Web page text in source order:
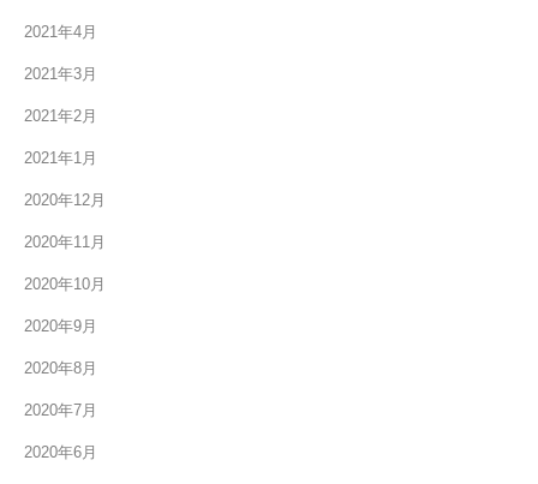
2021年4月
2021年3月
2021年2月
2021年1月
2020年12月
2020年11月
2020年10月
2020年9月
2020年8月
2020年7月
2020年6月